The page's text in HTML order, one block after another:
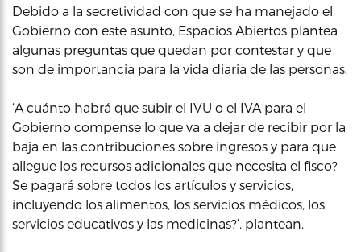
Debido a la secretividad con que se ha manejado el
Gobierno con este asunto, Espacios Abiertos plantea
algunas preguntas que quedan por contestar y que
son de importancia para la vida diaria de las personas.
‘A cuánto habrá que subir el IVU o el IVA para el
Gobierno compense lo que va a dejar de recibir por la
baja en las contribuciones sobre ingresos y para que
allegue los recursos adicionales que necesita el fisco?
Se pagará sobre todos los artículos y servicios,
incluyendo los alimentos, los servicios médicos, los
servicios educativos y las medicinas?’, plantean.